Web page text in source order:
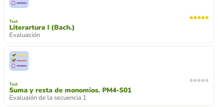
Test
Literartura I (Bach.)
Evaluación
Test
Suma y resta de monomios. PM4-S01
Evaluaión de la secuencia 1